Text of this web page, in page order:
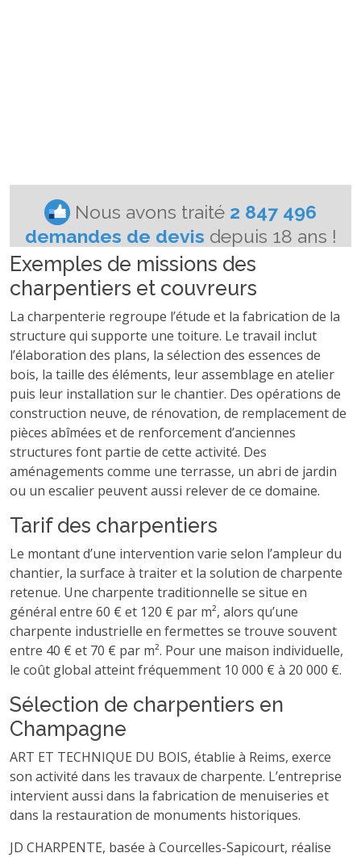
Exemples de missions des
charpentiers et couvreurs
La charpenterie regroupe l’étude et la fabrication de la
structure qui supporte une toiture. Le travail inclut
l’élaboration des plans, la sélection des essences de
bois, la taille des éléments, leur assemblage en atelier
puis leur installation sur le chantier. Des opérations de
construction neuve, de rénovation, de remplacement de
pièces abîmées et de renforcement d’anciennes
structures font partie de cette activité. Des
aménagements comme une terrasse, un abri de jardin
ou un escalier peuvent aussi relever de ce domaine.
Tarif des charpentiers
Le montant d’une intervention varie selon l’ampleur du
chantier, la surface à traiter et la solution de charpente
retenue. Une charpente traditionnelle se situe en
général entre 60 € et 120 € par m², alors qu’une
charpente industrielle en fermettes se trouve souvent
entre 40 € et 70 € par m². Pour une maison individuelle,
le coût global atteint fréquemment 10 000 € à 20 000 €.
Sélection de charpentiers en
Champagne
ART ET TECHNIQUE DU BOIS, établie à Reims, exerce
son activité dans les travaux de charpente. L’entreprise
intervient aussi dans la fabrication de menuiseries et
dans la restauration de monuments historiques.
JD CHARPENTE, basée à Courcelles-Sapicourt, réalise